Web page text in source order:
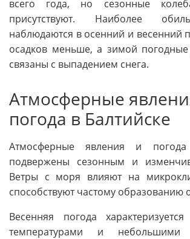
всего года, но сезонные
присутствуют. Наиболее
наблюдаются в осенний и весенний
осадков меньше, а зимой погодные
связаны с выпадением снега.
Атмосферные
погода в Балтийске
Атмосферные явления и
подвержены сезонным и
Ветры с моря влияют на
способствуют частому образованию
Весенняя погода
температурами и небольшими